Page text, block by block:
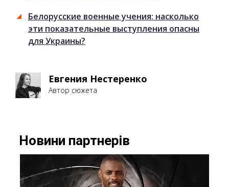
Белорусские военные учения: насколько
эти показательные выступления опасны
для Украины?
Евгения Нестеренко
Автор сюжета